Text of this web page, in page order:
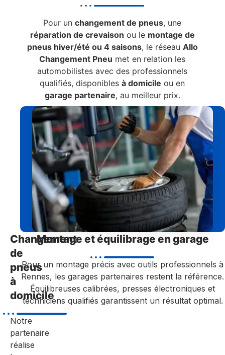
Pour unchangement de pneus, une
réparation de crevaison ou le montage de
pneus hiver/été ou 4 saisons, le réseau Allo
Changement Pneu met en relation les
automobilistes avec des professionnels
qualifiés, disponiblesà domicile ou en
garage partenaire, au meilleur prix.
Changement
de
pneus
à
domicile
Notre
partenaire
réalise
Montage et équilibrage en garage
Pour un montage précis avec outils professionnels à
Rennes, les garages partenaires restent la référence.
Équilibreuses calibrées, presses électroniques et
techniciens qualifiés garantissent un résultat optimal.